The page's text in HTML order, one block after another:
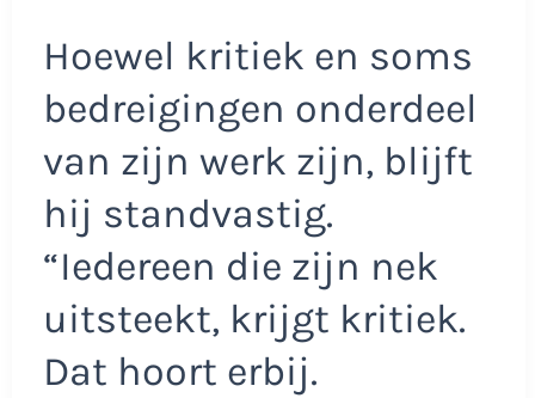
Hoewel kritiek en soms
bedreigingen onderdeel
van zijn werk zijn, blijft
hij standvastig.
“Iedereen die zijn nek
uitsteekt, krijgt kritiek.
Dat hoort erbij.